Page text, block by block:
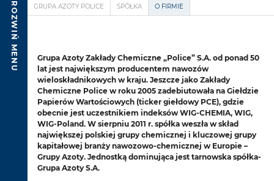
ROZWIŃ MENU GRUPA AZOTY POLICE SPÓŁKA O FIRMIE
Grupa Azoty Zakłady Chemiczne „Police” S.A. od ponad 50
lat jest największym producentem nawozów
wieloskładnikowych w kraju. Jeszcze jako Zakłady
Chemiczne Police w roku 2005 zadebiutowała na Giełdzie
Papierów Wartościowych (ticker giełdowy PCE), gdzie
obecnie jest uczestnikiem indeksów WIG-CHEMIA, WIG,
WIG-Poland. W sierpniu 2011 r. spółka weszła w skład
największej polskiej grupy chemicznej i kluczowej grupy
kapitałowej branży nawozowo-chemicznej w Europie –
Grupy Azoty. Jednostką dominująca jest tarnowska spółka-
Grupa Azoty S.A.